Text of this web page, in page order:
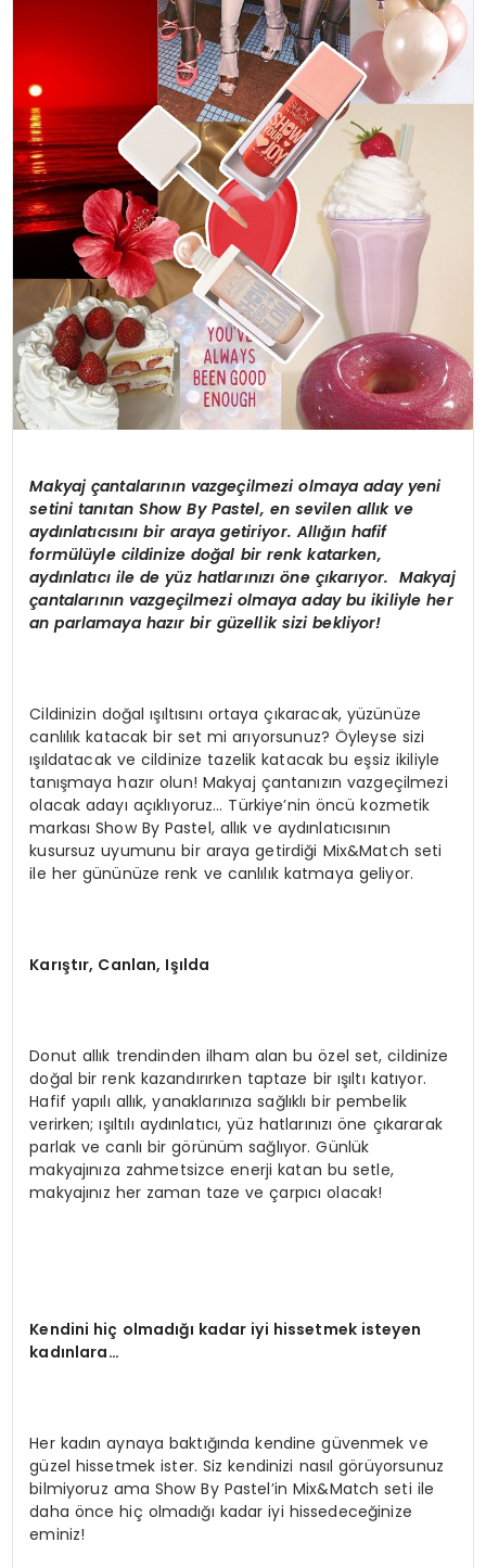
Makyaj çantalarının vazgeçilmezi olmaya aday yeni
setini tanıtan Show By Pastel, en sevilen allık ve
aydınlatıcısını bir araya getiriyor. Allığın hafif
formülüyle cildinize doğal bir renk katarken,
aydınlatıcı ile de yüz hatlarınızı öne çıkarıyor. Makyaj
çantalarının vazgeçilmezi olmaya aday bu ikiliyle her
an parlamaya hazır bir güzellik sizi bekliyor!
Cildinizin doğal ışıltısını ortaya çıkaracak, yüzünüze
canlılık katacak bir set mi arıyorsunuz? Öyleyse sizi
ışıldatacak ve cildinize tazelik katacak bu eşsiz ikiliyle
tanışmaya hazır olun! Makyaj çantanızın vazgeçilmezi
olacak adayı açıklıyoruz… Türkiye’nin öncü kozmetik
markası Show By Pastel, allık ve aydınlatıcısının
kusursuz uyumunu bir araya getirdiği Mix&Match seti
ile her gününüze renk ve canlılık katmaya geliyor.
Karıştır, Canlan, Işılda
Donut allık trendinden ilham alan bu özel set, cildinize
doğal bir renk kazandırırken taptaze bir ışıltı katıyor.
Hafif yapılı allık, yanaklarınıza sağlıklı bir pembelik
verirken; ışıltılı aydınlatıcı, yüz hatlarınızı öne çıkararak
parlak ve canlı bir görünüm sağlıyor. Günlük
makyajınıza zahmetsizce enerji katan bu setle,
makyajınız her zaman taze ve çarpıcı olacak!
Kendini hiç olmadığı kadar iyi hissetmek isteyen
kadınlara…
Her kadın aynaya baktığında kendine güvenmek ve
güzel hissetmek ister. Siz kendinizi nasıl görüyorsunuz
bilmiyoruz ama Show By Pastel’in Mix&Match seti ile
daha önce hiç olmadığı kadar iyi hissedeceğinize
eminiz!